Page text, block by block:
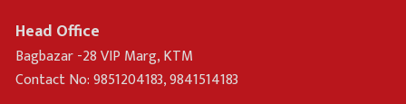
Head Office
Bagbazar -28 VIP Marg, KTM
Contact No: 9851204183, 9841514183